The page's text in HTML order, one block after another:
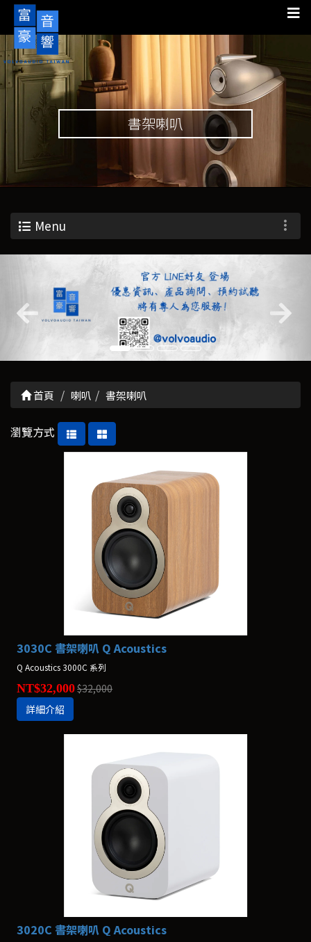
書架喇叭
Menu
首頁 喇叭 書架喇叭
瀏覽方式
3030C 書架喇叭 Q Acoustics
Q Acoustics 3000C 系列
NT$32,000$32,000
詳細介紹
3020C 書架喇叭 Q Acoustics